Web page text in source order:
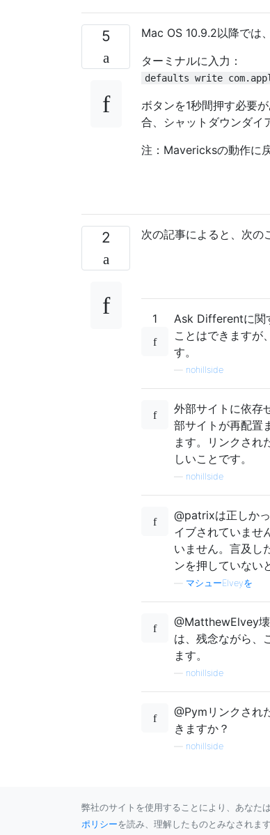
5
Mac OS 10.9.2以降では
ターミナルに入力：
defaults write
ボタンを1秒間押す必要
合、シャットダウンダイ
注：Mavericksの動作に
2 次の記事によると、次の
1
Ask Differentに関
ことはできますが
す。
nohillside
外部サイトに依存
部サイトが再配置
ます。リンクされ
しいことです。
nohillside
@patrixは正しか
イブされていませ
いません。言及し
ンを押していない
マシューElveyを
@MatthewElvey
は、残念ながら、
ます。
nohillside
@Pymリンクされ
きますか？
nohillside
弊社のサイトを使用することにより、あなた
ポリシーを読み、理解したものとみなされます